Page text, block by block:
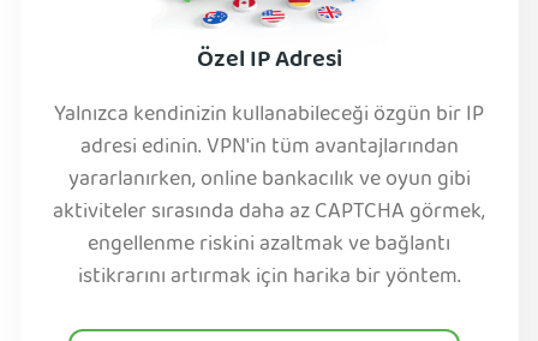
Özel IP Adresi
Yalnızca kendinizin kullanabileceği özgün bir IP
adresi edinin. VPN'in tüm avantajlarından
yararlanırken, online bankacılık ve oyun gibi
aktiviteler sırasında daha az CAPTCHA görmek,
engellenme riskini azaltmak ve bağlantı
istikrarını artırmak için harika bir yöntem.